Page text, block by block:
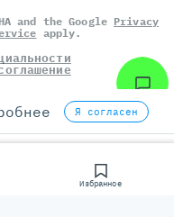
Избранное
and the Google Privacy
apply.
2026 Я согласен